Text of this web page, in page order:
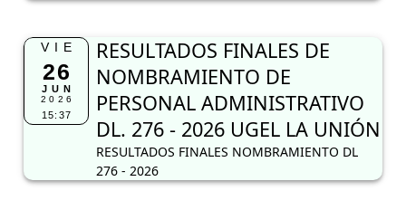
VIE
26
JUN
2026
15:37
RESULTADOS FINALES DE
NOMBRAMIENTO DE
PERSONAL ADMINISTRATIVO
DL. 276 - 2026 UGEL LA UNIÓN
RESULTADOS FINALES NOMBRAMIENTO DL
276 - 2026